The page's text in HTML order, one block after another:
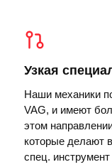
Узкая
Наши механики
VAG, и имеют
этом
которые делают
спец.